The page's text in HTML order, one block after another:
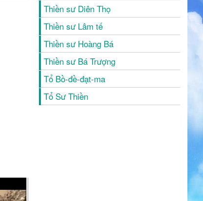
Thiền sư Diên Thọ
Thiền sư Lâm tế
Thiền sư Hoàng Bá
Thiền sư Bá Trượng
Tổ Bồ-đề-đạt-ma
Tổ Sư Thiền